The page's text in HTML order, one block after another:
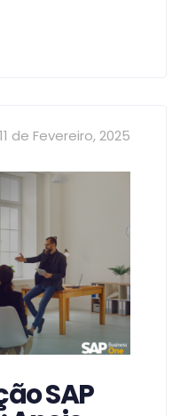
11 de Fevereiro, 2025
SAP